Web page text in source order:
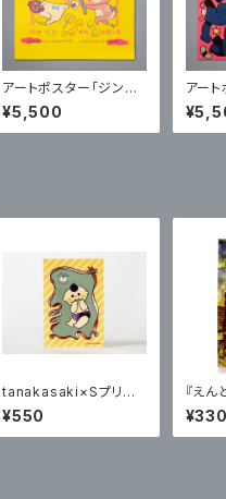
アートポスター「ジンギ
スカンのジンくんとまた
ぎのもみじちゃんin台
湾」【サイン入り】
¥5,500
アー
es」【
tanakasaki×Sプリズ
ムプリント ポステッカー
¥550
『えん
ポス